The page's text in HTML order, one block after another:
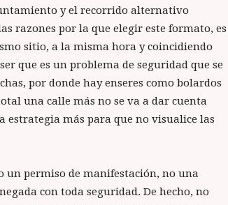
y el recorrido alternativo
razones por la que elegir este formato, es
sitio, a la misma hora y coincidiendo
que es un problema de seguridad que se
por donde hay enseres como bolardos
una calle más no se va a dar cuenta
estrategia más para que no visualice las
un permiso de manifestación, no una
con toda seguridad. De hecho, no